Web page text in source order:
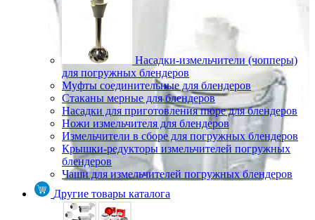
Насадки-измельчители (чопперы)
для погружных блендеров
Муфты соединительные для блендеров
Стаканы мерные для блендеров
Насадки для приготовления пюре для блендеров
Ножи измельчителя для блендеров
Измельчители в сборе для погружных блендеров
Крышки-редукторы измельчителей погружных
блендеров
Чаши для измельчителей погружных блендеров
Другие товары каталога